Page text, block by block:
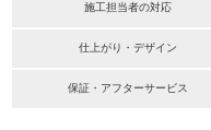
施工担当者の対応
仕上がり・デザイン
保証・アフターサービス